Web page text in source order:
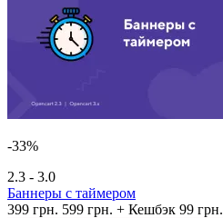
-33%
2.3 - 3.0
Баннеры с таймером
399 грн. 599 грн. + Кешбэк 99 грн.